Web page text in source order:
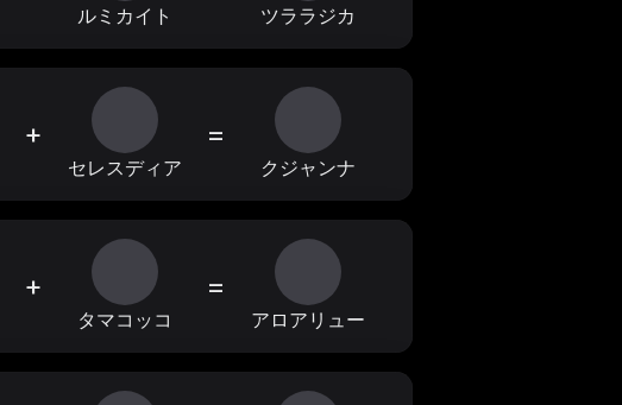
ルミカイト ツララジカ
+
セレスディア
=
クジャンナ
+
タマコッコ
=
アロアリュー